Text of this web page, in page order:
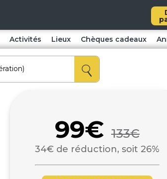
Activités Lieux Chèques cadeaux
99€ 133€
34€ de réduction, soit 26%